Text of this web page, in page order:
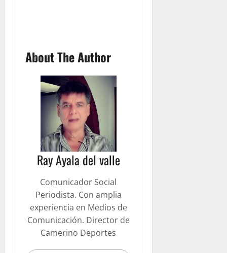
About The Author
Ray Ayala del valle
Comunicador Social
Periodista. Con amplia
experiencia en Medios de
Comunicación. Director de
Camerino Deportes